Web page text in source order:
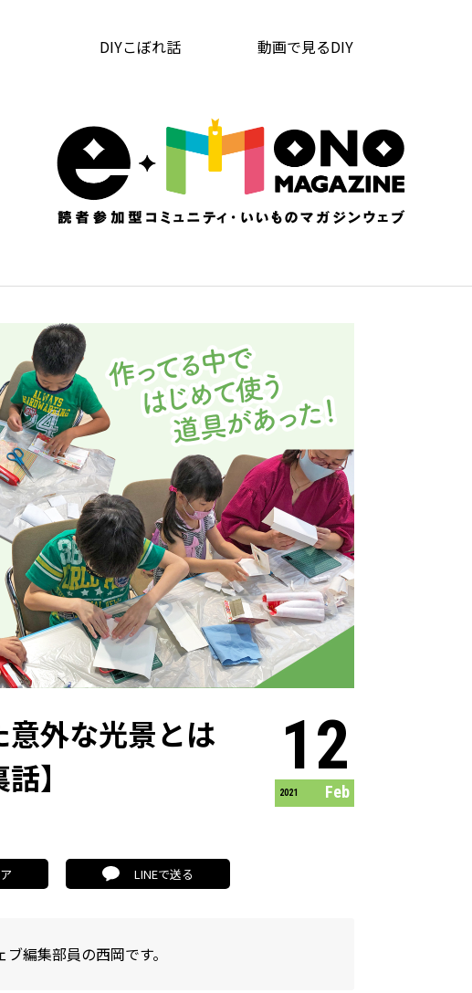
DIYこぼれ話 動画で見るDIY
外な光景とは
】
12
2021 Feb
LINEで送る
編集部員の西岡です。